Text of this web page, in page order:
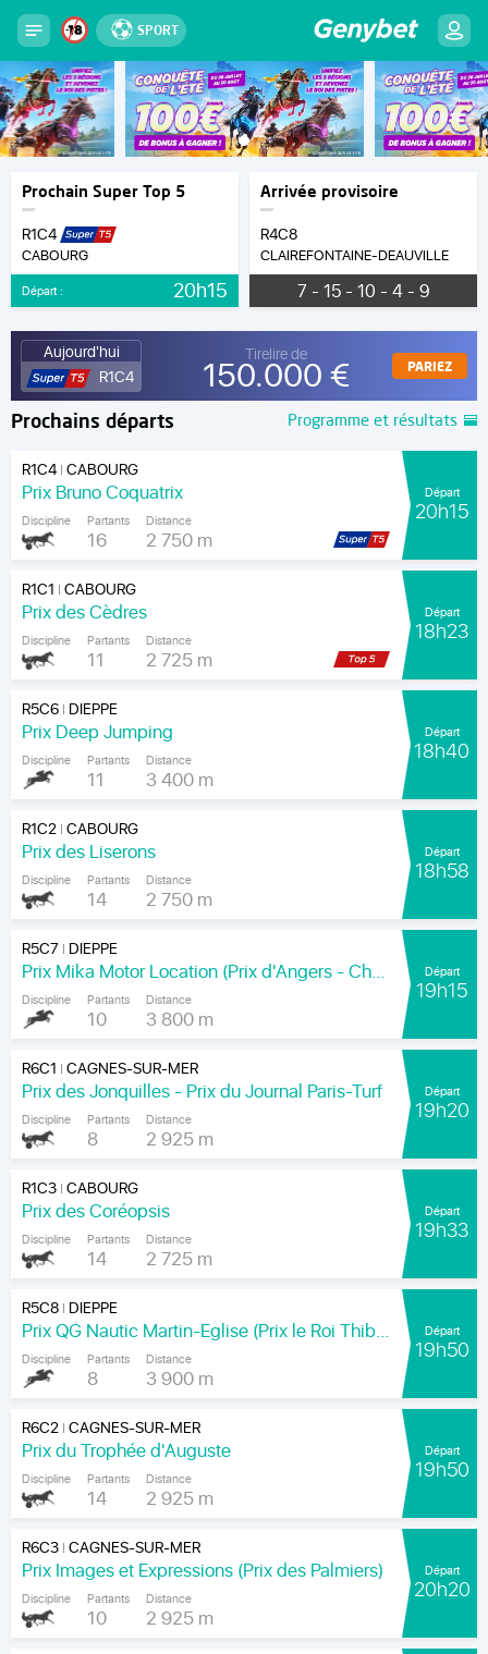
SPORT
Prochain Super Top 5
R1C4
CABOURG
Départ : 20h15
Arrivée provisoire
R4C8
CLAIREFONTAINE-DEAUVILLE
7 - 15 - 10 - 4 - 9
Aujourd'hui
R1C4
Tirelire de
150.000 € PARIEZ
Prochains départs Programme et résultats
R1C4|CABOURG
Prix Bruno Coquatrix
Discipline Partants
16
Distance
2 750 m
Départ
20h15
R1C1 |CABOURG
Prix des Cèdres
Discipline Partants
11
Distance
2 725 m
Départ
18h23
R5C6| DIEPPE
Prix Deep Jumping
Discipline Partants
11
Distance
3 400 m
Départ
18h40
R1C2|CABOURG
Prix des Liserons
Discipline Partants
14
Distance
2 750 m
Départ
18h58
R5C7 | DIEPPE
Prix Mika Motor Location (Prix d'Angers - Chamionnat Paris-Turf des Apprentis-Jeunes-Jockeys)
Discipline Partants
10
Distance
3 800 m
Départ
19h15
R6C1 |CAGNES-SUR-MER
Prix des Jonquilles - Prix du Journal Paris-Turf
Discipline Partants
8
Distance
2 925 m
Départ
19h20
R1C3|CABOURG
Prix des Coréopsis
Discipline Partants
14
Distance
2 725 m
Départ
19h33
R5C8| DIEPPE
Prix QG Nautic Martin-Eglise (Prix le Roi Thibault)
Discipline Partants
8
Distance
3 900 m
Départ
19h50
R6C2|CAGNES-SUR-MER
Prix du Trophée d'Auguste
Discipline Partants
14
Distance
2 925 m
Départ
19h50
R6C3|CAGNES-SUR-MER
Prix Images et Expressions (Prix des Palmiers)
Discipline Partants
10
Distance
2 925 m
Départ
20h20